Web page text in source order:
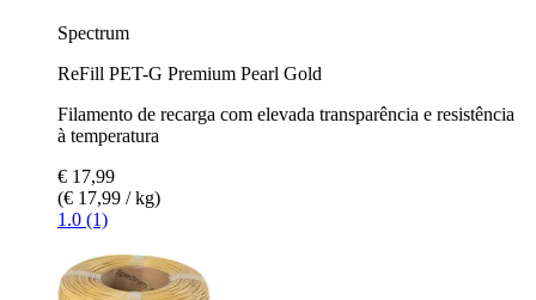
Spectrum
ReFill PET-G Premium Pearl Gold
Filamento de recarga com elevada transparência e resistência
à temperatura
€ 17,99
(€ 17,99 / kg)
1.0 (1)